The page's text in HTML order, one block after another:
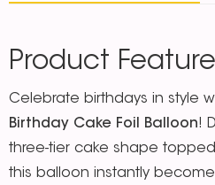
Product
Celebrate birthdays in style
Birthday Cake Foil Balloon!
three-tier cake shape
this balloon instantly